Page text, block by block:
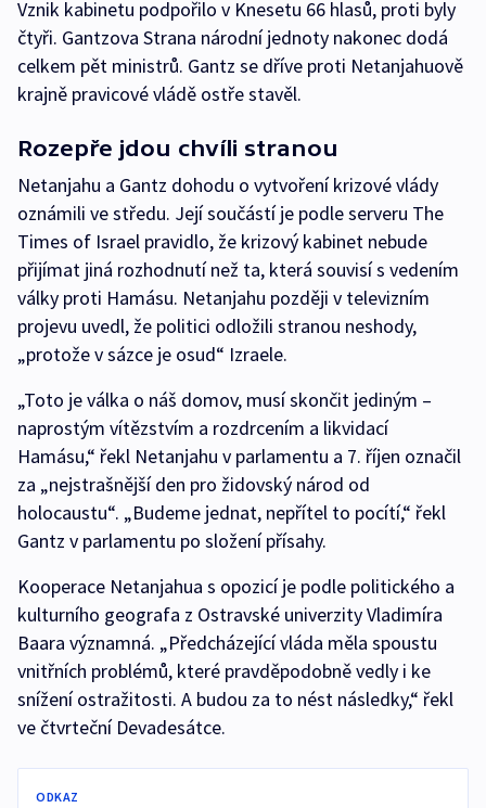
Vznik kabinetu podpořilo v Knesetu 66 hlasů, proti byly
čtyři. Gantzova Strana národní jednoty nakonec dodá
celkem pět ministrů. Gantz se dříve proti Netanjahuově
krajně pravicové vládě ostře stavěl.
Rozepře jdou chvíli stranou
Netanjahu a Gantz dohodu o vytvoření krizové vlády
oznámili ve středu. Její součástí je podle serveru The
Times of Israel pravidlo, že krizový kabinet nebude
přijímat jiná rozhodnutí než ta, která souvisí s vedením
války proti Hamásu. Netanjahu později v televizním
projevu uvedl, že politici odložili stranou neshody,
„protože v sázce je osud“ Izraele.
„Toto je válka o náš domov, musí skončit jediným –
naprostým vítězstvím a rozdrcením a likvidací
Hamásu,“ řekl Netanjahu v parlamentu a 7. říjen označil
za „nejstrašnější den pro židovský národ od
holocaustu“. „Budeme jednat, nepřítel to pocítí,“ řekl
Gantz v parlamentu po složení přísahy.
Kooperace Netanjahua s opozicí je podle politického a
kulturního geografa z Ostravské univerzity Vladimíra
Baara významná. „Předcházející vláda měla spoustu
vnitřních problémů, které pravděpodobně vedly i ke
snížení ostražitosti. A budou za to nést následky,“ řekl
ve čtvrteční Devadesátce.
ODKAZ